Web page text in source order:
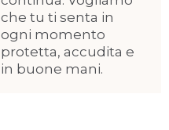
che tu ti senta in
ogni momento
protetta, accudita e
in buone mani.